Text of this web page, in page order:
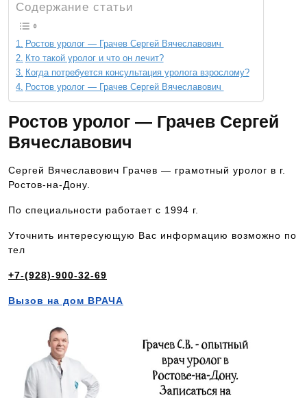
Содержание статьи
Ростов уролог — Грачев Сергей Вячеславович
Кто такой уролог и что он лечит?
Когда потребуется консультация уролога взрослому?
Ростов уролог — Грачев Сергей Вячеславович
Ростов уролог — Грачев Сергей
Вячеславович
Сергей Вячеславович Грачев — грамотный уролог в г.
Ростов-на-Дону.
По специальности работает с 1994 г.
Уточнить интересующую Вас информацию возможно по
тел
+7-(928)-900-32-69
Вызов на дом ВРАЧА